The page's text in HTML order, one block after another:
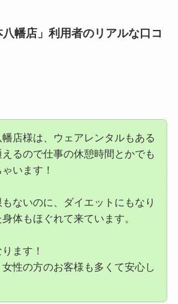
八幡店」利用者のリアルな口コ
店様は、ウェアレンタルもある
るので仕事の休憩時間とかでも
います！
ないのに、ダイエットにもなり
体もほぐれて来ています。
ます！
性の方のお客様も多くて安心し